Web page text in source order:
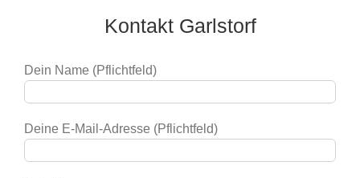
Kontakt Garlstorf
Dein Name (Pflichtfeld)
Deine E-Mail-Adresse (Pflichtfeld)